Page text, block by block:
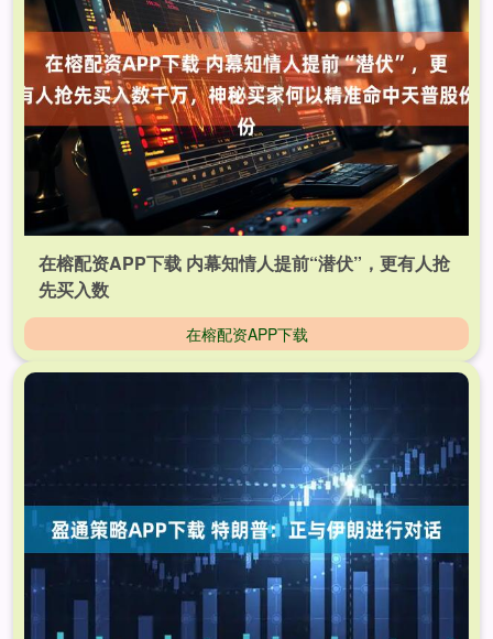
在榕配资APP下载 内幕知情人提前“潜伏”，更有人抢
先买入数
在榕配资APP下载